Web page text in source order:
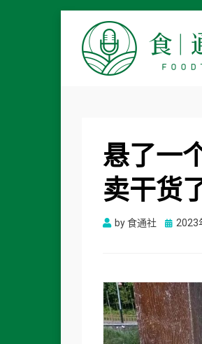
悬了一
卖干货
by食通社
Posted
2023